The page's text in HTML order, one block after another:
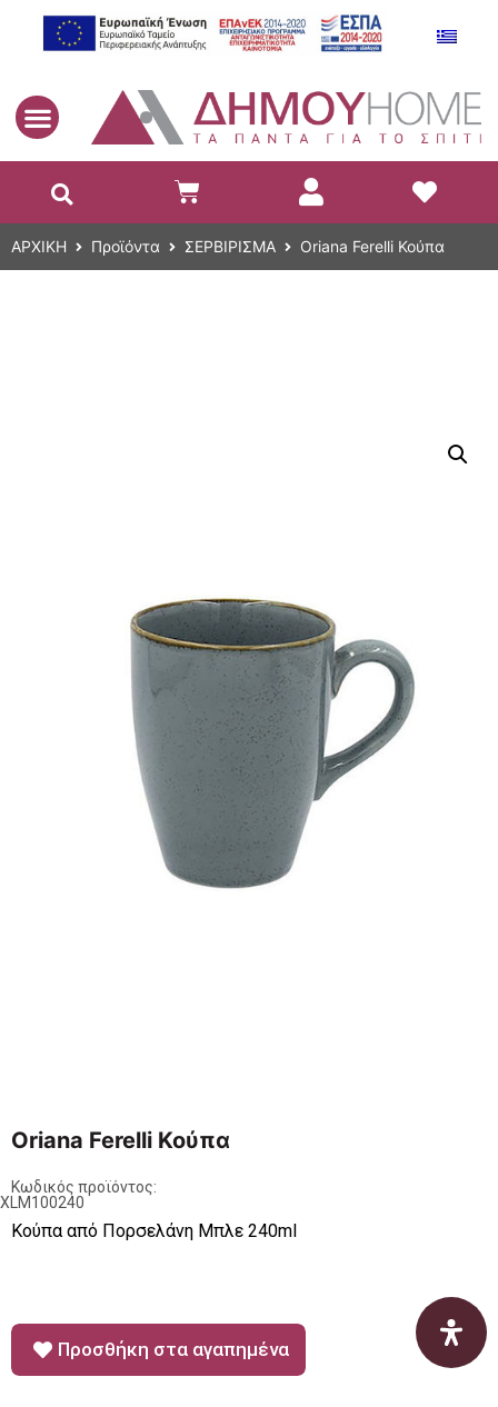
ΑΡΧΙΚΗ Προϊόντα ΣΕΡΒΙΡΙΣΜΑ Oriana Ferelli Κούπα
Oriana Ferelli Κούπα
Κωδικός προϊόντος:
Κούπα από Πορσελάνη Μπλε 240ml
Προσθήκη στα αγαπημένα